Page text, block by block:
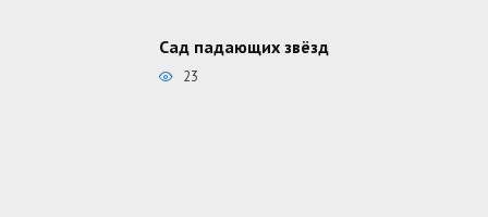
Сад падающих звёзд
23